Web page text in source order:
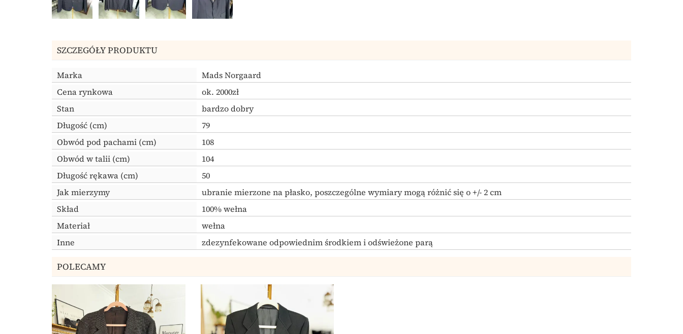
SZCZEGÓŁY PRODUKTU
Marka
Mads Norgaard
Cena rynkowa
ok. 2000zł
Stan
bardzo dobry
Długość (cm)
79
Obwód pod pachami (cm)
108
Obwód w talii (cm)
104
Długość rękawa (cm)
50
Jak mierzymy
ubranie mierzone na płasko, poszczególne wymiary mogą różnić się o +/- 2 cm
Skład
100% wełna
Materiał
wełna
Inne
zdezynfekowane odpowiednim środkiem i odświeżone parą
POLECAMY